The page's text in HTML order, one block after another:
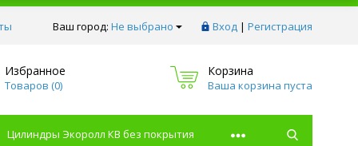
Ваш город: Не выбрано Вход | Регистрация
Избранное
Товаров (0)
Корзина
Ваша корзина пуста
Цилиндры Экоролл КВ без покрытия